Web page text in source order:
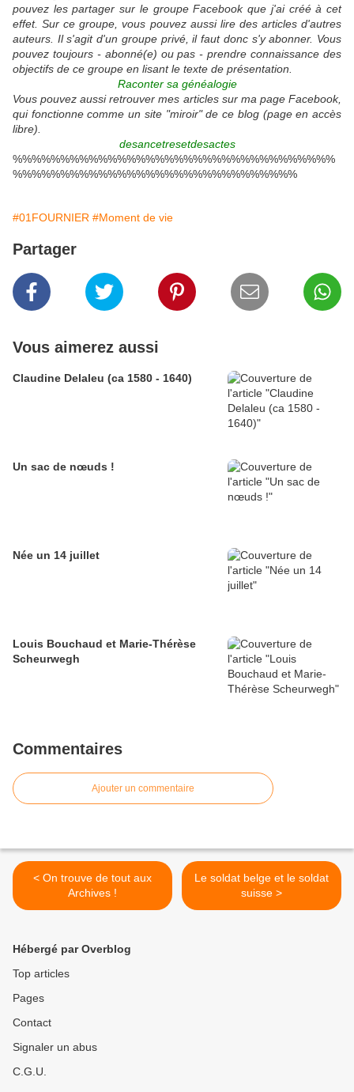
pouvez les partager sur le groupe Facebook que j'ai créé à cet
effet. Sur ce groupe, vous pouvez aussi lire des articles d'autres
auteurs. Il s'agit d'un groupe privé, il faut donc s'y abonner. Vous
pouvez toujours - abonné(e) ou pas - prendre connaissance des
objectifs de ce groupe en lisant le texte de présentation.
Raconter sa généalogie
Vous pouvez aussi retrouver mes articles sur ma page Facebook,
qui fonctionne comme un site "miroir" de ce blog (page en accès
libre).
desancetresetdesactes
%%%%%%%%%%%%%%%%%%%%%%%%%%%%%%%%%%
%%%%%%%%%%%%%%%%%%%%%%%%%%%%%%
#01FOURNIER #Moment de vie
Partager
Vous aimerez aussi
Claudine Delaleu (ca 1580 - 1640)
Un sac de nœuds !
Née un 14 juillet
Louis Bouchaud et Marie-Thérèse
Scheurwegh
Commentaires
Ajouter un commentaire
< On trouve de tout aux
Archives !
Le soldat belge et le soldat
suisse >
Hébergé par Overblog
Top articles
Pages
Contact
Signaler un abus
C.G.U.